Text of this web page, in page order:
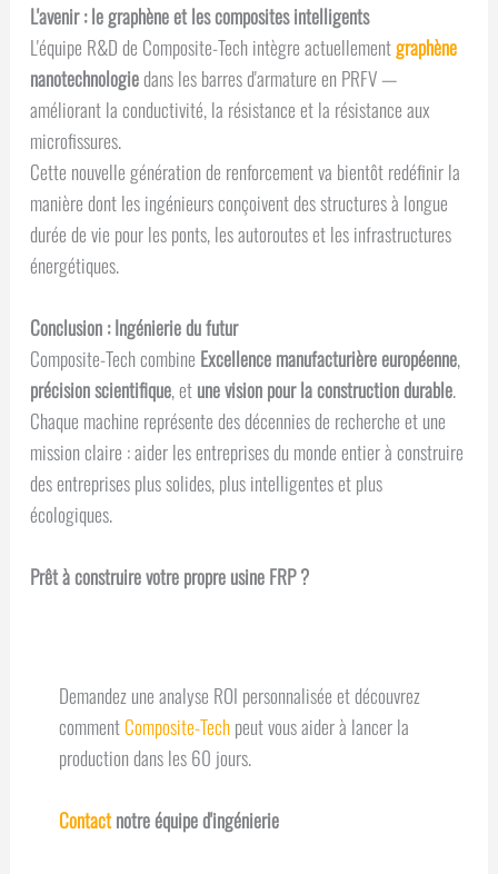
L'avenir : le graphène et les composites intelligents
L'équipe R&D de Composite-Tech intègre actuellementgraphène
nanotechnologiedans les barres d'armature en PRFV —
améliorant la conductivité, la résistance et la résistance aux
microfissures.
Cette nouvelle génération de renforcement va bientôt redéfinir la
manière dont les ingénieurs conçoivent des structures à longue
durée de vie pour les ponts, les autoroutes et les infrastructures
énergétiques.
Conclusion : Ingénierie du futur
Composite-Tech combine Excellence manufacturière européenne,
précision scientifique, etune vision pour la construction durable.
Chaque machine représente des décennies de recherche et une
mission claire : aider les entreprises du monde entier à construire
des entreprises plus solides, plus intelligentes et plus
écologiques.
Prêt à construire votre propre usine FRP ?
Demandez une analyse ROI personnalisée et découvrez
commentComposite-Techpeut vous aider à lancer la
production dans les 60 jours.
Contactnotre équipe d'ingénierie